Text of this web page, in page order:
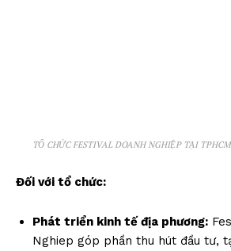
TỔ CHỨC FESTIVAL DOANH NGHIỆP TẠI TPHCM
Đối với tổ chức:
Phát triển kinh tế địa phương:
Nghiep góp phần thu hút đầu tư,